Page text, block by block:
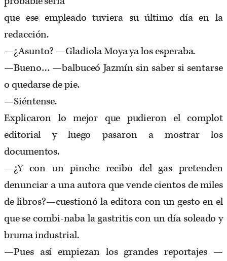
que ese empleado tuviera su último día en la
redacción.
—¿Asunto? —Gladiola Moya ya los esperaba.
—Bueno… —balbuceó Jazmín sin saber si sentarse
o quedarse de pie.
—Siéntense.
Explicaron lo mejor que pudieron el complot
editorial y luego pasaron a mostrar los
documentos.
—¿Y con un pinche recibo del gas pretenden
denunciar a una autora que vende cientos de miles
de libros?—cuestionó la editora con un gesto en el
que se combi-naba la gastritis con un día soleado y
bruma industrial.
—Pues así empiezan los grandes reportajes —